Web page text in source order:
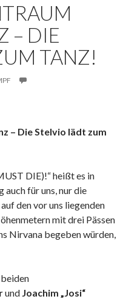
– DIE
TANZ!
– Die Stelvio lädt zum
DIE)!“ heißt es in
auch für uns, nur die
den vor uns liegenden
mit drei Pässen
Nirvana begeben würden,
und Joachim „Josi“